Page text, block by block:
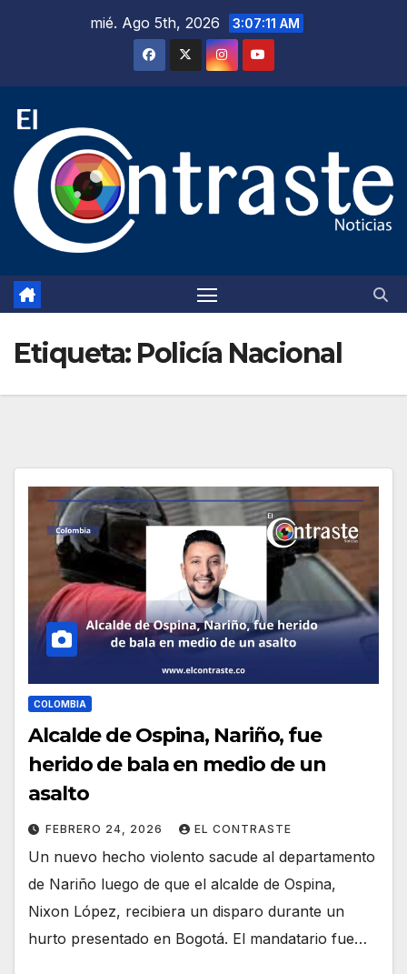
mié. Ago 5th, 2026 3:07:13 AM
Etiqueta: Policía Nacional
COLOMBIA
Alcalde de Ospina, Nariño, fue
herido de bala en medio de un
asalto
FEBRERO 24, 2026 EL CONTRASTE
Un nuevo hecho violento sacude al departamento
de Nariño luego de que el alcalde de Ospina,
Nixon López, recibiera un disparo durante un
hurto presentado en Bogotá. El mandatario fue…